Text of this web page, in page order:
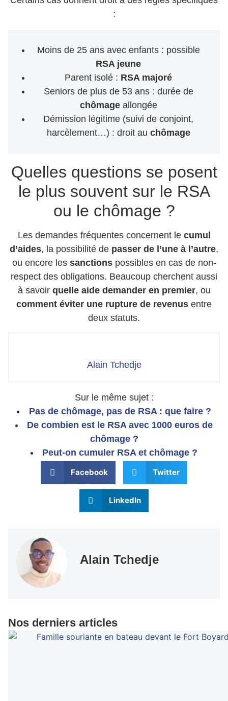
:
Moins de 25 ans avec enfants : possible
RSA jeune
Parent isolé : RSA majoré
Seniors de plus de 53 ans : durée de
chômageallongée
Démission légitime (suivi de conjoint,
harcèlement…) : droit au chômage
Quelles questions se posent
le plus souvent sur le RSA
ou le chômage ?
Les demandes fréquentes concernent le cumul
d’aides, la possibilité de passer de l’une à l’autre,
ou encore les sanctionspossibles en cas de non-
respect des obligations. Beaucoup cherchent aussi
à savoir quelle aide demander en premier, ou
comment éviter une rupture de revenus entre
deux statuts.
Alain Tchedje
Sur le même sujet :
Pas de chômage, pas de RSA : que faire ?
De combien est le RSA avec 1000 euros de
chômage ?
Peut-on cumuler RSA et chômage ?
Facebook Twitter
LinkedIn
Alain Tchedje
Nos derniers articles